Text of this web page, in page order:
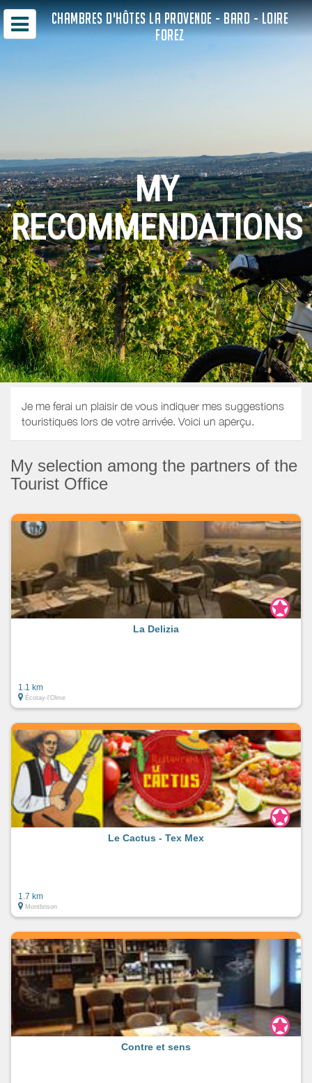
CHAMBRES D'HÔTES LA PROVENDE - BARD - LOIRE
FOREZ
MY
RECOMMENDATIONS
Je me ferai un plaisir de vous indiquer mes suggestions
touristiques lors de votre arrivée. Voici un aperçu.
My selection among the partners of the
Tourist Office
La Delizia
1.1 km
Écotay-l'Olme
Le Cactus - Tex Mex
1.7 km
Montbrison
Contre et sens